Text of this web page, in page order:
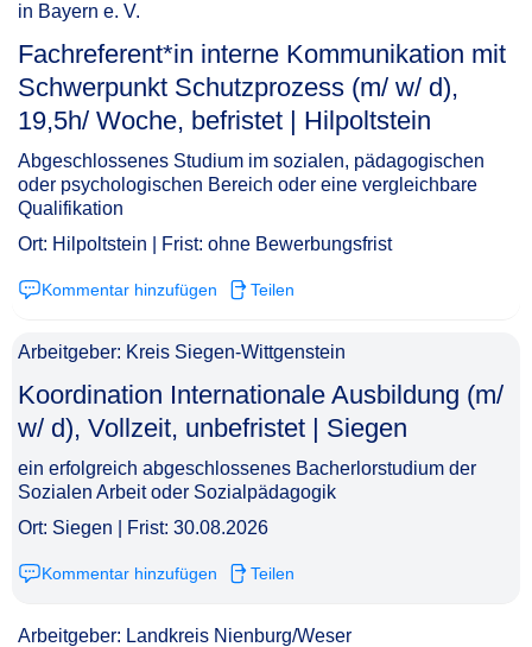
in Bayern e. V.
Fachreferent*in interne Kommunikation mit
Schwerpunkt Schutzprozess (m/ w/ d),
19,5h/ Woche, befristet | Hilpoltstein​‌‌‌‌​‌​‌‌​‌‌​​​‌‌​
Abgeschlossenes Studium im sozialen, pädagogischen
oder psychologischen Bereich oder eine vergleichbare
Qualifikation
Ort: Hilpoltstein | Frist: ohne Bewerbungsfrist
Kommentar hinzufügen Teilen
Arbeitgeber: Kreis Siegen-Wittgenstein
Koordination Internationale Ausbildung (m/
w/ d), Vollzeit, unbefristet | Siegen​‌‌‌‌​‌​‌‌​‌​‌‌‌‌‌​
ein erfolgreich abgeschlossenes Bacherlorstudium der
Sozialen Arbeit oder Sozialpädagogik
Ort: Siegen | Frist: 30.08.2026
Kommentar hinzufügen Teilen
Arbeitgeber: Landkreis Nienburg/Weser